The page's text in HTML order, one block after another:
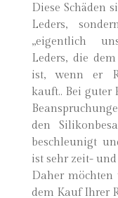
Diese Schäden
Leders,
„eigentlich
Leders, die
ist, wenn er
kauft.. Bei guter
den
beschleunigt
ist sehr zeit-
Daher möchten
dem Kauf Ihrer